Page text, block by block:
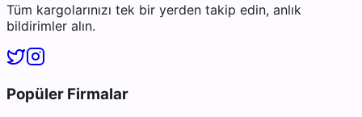
Tüm kargolarınızı tek bir yerden takip edin, anlık
bildirimler alın.
Popüler Firmalar